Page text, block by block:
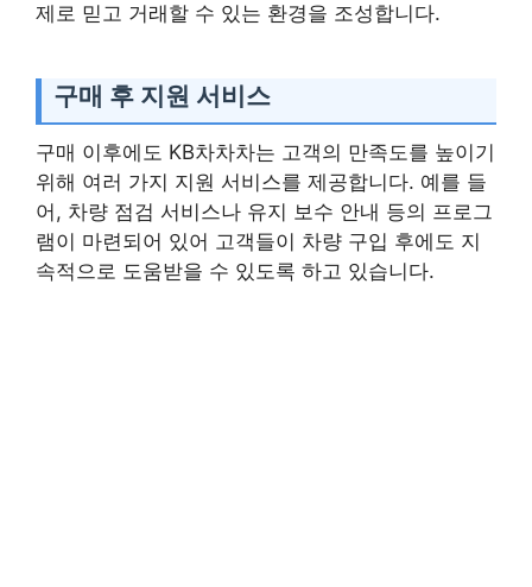
제로 믿고 거래할 수 있는 환경을 조성합니다.
구매 후 지원 서비스
구매 이후에도 KB차차차는 고객의 만족도를 높이기
위해 여러 가지 지원 서비스를 제공합니다. 예를 들
어, 차량 점검 서비스나 유지 보수 안내 등의 프로그
램이 마련되어 있어 고객들이 차량 구입 후에도 지
속적으로 도움받을 수 있도록 하고 있습니다.